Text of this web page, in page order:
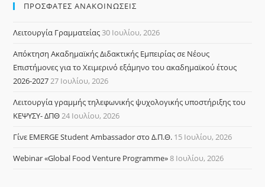
ΠΡΟΣΦΑΤΕΣ ΑΝΑΚΟΙΝΩΣΕΙΣ
Λειτουργία Γραμματείας30 Ιουλίου, 2026
Απόκτηση Ακαδημαϊκής Διδακτικής Εμπειρίας σε Νέους
Επιστήμονες για το Χειμερινό εξάμηνο του ακαδημαϊκού έτους
2026-202727 Ιουλίου, 2026
Λειτουργία γραμμής τηλεφωνικής ψυχολογικής υποστήριξης του
ΚΕΨΥΣΥ- ΔΠΘ24 Ιουλίου, 2026
Γίνε EMERGE Student Ambassador στο Δ.Π.Θ. 15 Ιουλίου, 2026
Webinar «Global Food Venture Programme»8 Ιουλίου, 2026